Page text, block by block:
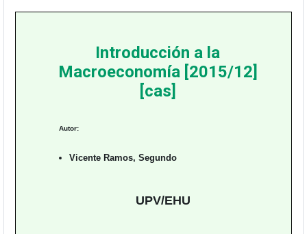
Introducción a la
Macroeconomía [2015/12]
[cas]
Autor:
Vicente Ramos, Segundo
UPV/EHU